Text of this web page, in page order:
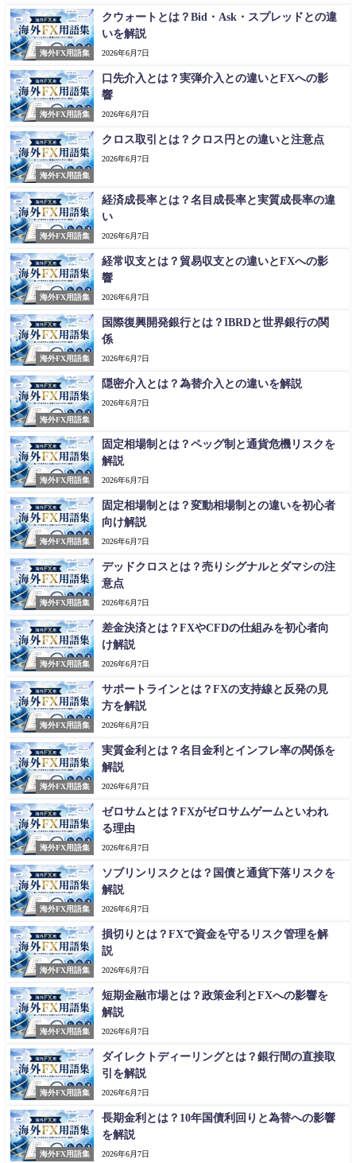
海外FX用語集
クウォートとは？Bid・Ask・スプレッドとの違
いを解説
2026年6月7日
海外FX用語集
口先介入とは？実弾介入との違いとFXへの影
響
2026年6月7日
海外FX用語集
クロス取引とは？クロス円との違いと注意点
2026年6月7日
海外FX用語集
経済成長率とは？名目成長率と実質成長率の違
い
2026年6月7日
海外FX用語集
経常収支とは？貿易収支との違いとFXへの影
響
2026年6月7日
海外FX用語集
国際復興開発銀行とは？IBRDと世界銀行の関
係
2026年6月7日
海外FX用語集
隠密介入とは？為替介入との違いを解説
2026年6月7日
海外FX用語集
固定相場制とは？ペッグ制と通貨危機リスクを
解説
2026年6月7日
海外FX用語集
固定相場制とは？変動相場制との違いを初心者
向け解説
2026年6月7日
海外FX用語集
デッドクロスとは？売りシグナルとダマシの注
意点
2026年6月7日
海外FX用語集
差金決済とは？FXやCFDの仕組みを初心者向
け解説
2026年6月7日
海外FX用語集
サポートラインとは？FXの支持線と反発の見
方を解説
2026年6月7日
海外FX用語集
実質金利とは？名目金利とインフレ率の関係を
解説
2026年6月7日
海外FX用語集
ゼロサムとは？FXがゼロサムゲームといわれ
る理由
2026年6月7日
海外FX用語集
ソブリンリスクとは？国債と通貨下落リスクを
解説
2026年6月7日
海外FX用語集
損切りとは？FXで資金を守るリスク管理を解
説
2026年6月7日
海外FX用語集
短期金融市場とは？政策金利とFXへの影響を
解説
2026年6月7日
海外FX用語集
ダイレクトディーリングとは？銀行間の直接取
引を解説
2026年6月7日
海外FX用語集
長期金利とは？10年国債利回りと為替への影響
を解説
2026年6月7日